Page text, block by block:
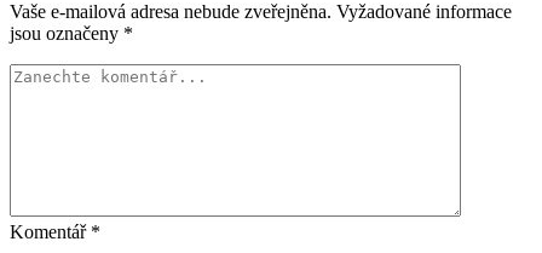
Vaše e-mailová adresa nebude zveřejněna. Vyžadované informace
jsou označeny *
Komentář *